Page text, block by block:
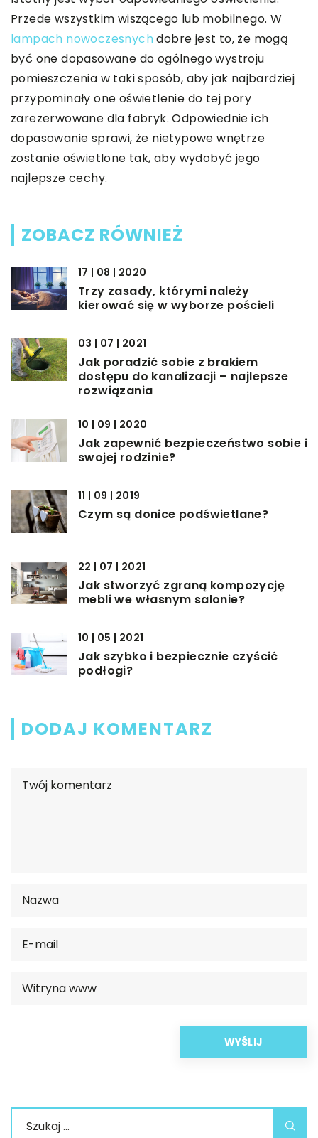
Przede wszystkim wiszącego lub mobilnego. W
lampach nowoczesnychdobre jest to, że mogą
być one dopasowane do ogólnego wystroju
pomieszczenia w taki sposób, aby jak najbardziej
przypominały one oświetlenie do tej pory
zarezerwowane dla fabryk. Odpowiednie ich
dopasowanie sprawi, że nietypowe wnętrze
zostanie oświetlone tak, aby wydobyć jego
najlepsze cechy.
ZOBACZ RÓWNIEŻ
17 | 08 | 2020
Trzy zasady, którymi należy
kierować się w wyborze pościeli
03 | 07 | 2021
Jak poradzić sobie z brakiem
dostępu do kanalizacji – najlepsze
rozwiązania
10 | 09 | 2020
Jak zapewnić bezpieczeństwo sobie i
swojej rodzinie?
11 | 09 | 2019
Czym są donice podświetlane?
22 | 07 | 2021
Jak stworzyć zgraną kompozycję
mebli we własnym salonie?
10 | 05 | 2021
Jak szybko i bezpiecznie czyścić
podłogi?
DODAJ KOMENTARZ